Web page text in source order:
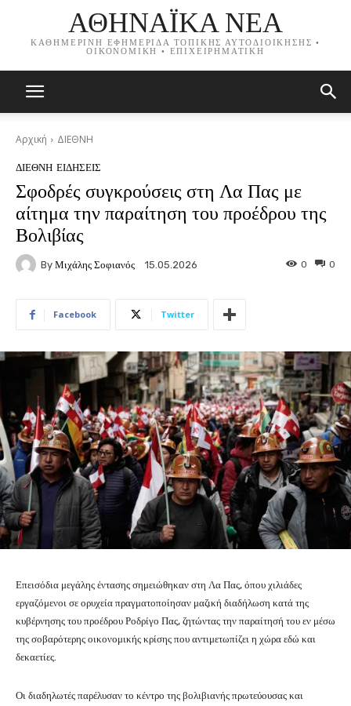
ΑΘΗΝΑΪΚΑ ΝΕΑ
ΚΑΘΗΜΕΡΙΝΗ ΕΦΗΜΕΡΙΔΑ ΤΟΠΙΚΗΣ ΑΥΤΟΔΙΟΙΚΗΣΗΣ •
ΟΙΚΟΝΟΜΙΚΗ • ΕΠΙΧΕΙΡΗΜΑΤΙΚΗ
Αρχική ΔΙΕΘΝΗ
ΔΙΕΘΝΗ ΕΙΔΗΣΕΙΣ
Σφοδρές συγκρούσεις στη Λα Πας με
αίτημα την παραίτηση του προέδρου της
Βολιβίας
By Μιχάλης Σοφιανός 15.05.2026 0
0
Facebook Twitter
Επεισόδια μεγάλης έντασης σημειώθηκαν στη Λα Πας, όπου χιλιάδες
εργαζόμενοι σε ορυχεία πραγματοποίησαν μαζική διαδήλωση κατά της
κυβέρνησης του προέδρου Ροδρίγο Πας, ζητώντας την παραίτησή του εν μέσω
της σοβαρότερης οικονομικής κρίσης που αντιμετωπίζει η χώρα εδώ και
δεκαετίες.
Οι διαδηλωτές παρέλυσαν το κέντρο της βολιβιανής πρωτεύουσας και